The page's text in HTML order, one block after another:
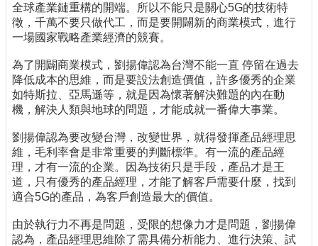
全球產業鏈重構的開端。所以不能只是關心5G的技術特
徵，千萬不要只做代工，而是要開闢新的商業模式，進行
一場國家戰略產業經濟的競賽。
為了開闢商業模式，劉揚偉認為台灣不能一直 停留在過去
降低成本的思維，而是要設法創造價值，許多優秀的企業
如特斯拉、亞馬遜等，就是因為懷著解決難題的內在動
機，解決人類與地球的問題，才能成就一番偉大事業。
劉揚偉認為要改變台灣，改變世界，就得發揮產品經理思
維，毛利率會是非常重要的判斷標準。有一流的產品經
理，才有一流的企業。因為技術只是手段，產品才是王
道，只有優秀的產品經理，才能了解客戶需要什麼，找到
適合5G的產品，為客戶創造最大的價值。
由於執行力不再是問題，受限的想像力才是問題，劉揚偉
認為，產品經理思維除了需具備分析能力、進行決策、試